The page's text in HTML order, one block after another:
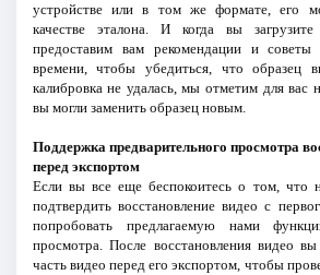
устройстве или в том же формате, его
качестве эталона. И когда вы
предоставим вам рекомендации и
времени, чтобы убедиться, что образец
калибровка не удалась, мы отметим для вас
вы могли заменить образец новым.
Поддержка предварительного просмотра
перед экспортом
Если вы все еще беспокоитесь о том, что
подтвердить восстановление видео с
попробовать предлагаемую нами
просмотра. После восстановления видео
часть видео перед его экспортом, чтобы